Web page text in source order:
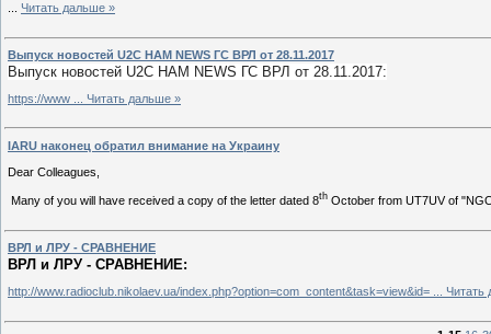
Читать дальше »
Выпуск новостей U2C HAM NEWS ГС ВРЛ от 28.11.2017
Выпуск новостей U2C HAM NEWS ГС ВРЛ от 28.11.2017:
https://www Читать дальше »
IARU наконец обратил внимание на Украину
Dear Colleagues,
Many of you will have received a copy of the letter dated 8th October from UT7UV of
ВРЛ и ЛРУ - СРАВНЕНИЕ
ВРЛ и ЛРУ - СРАВНЕНИЕ:
http://www.radioclub.nikolaev.ua/index.php?option=com_content&task=view&id= Читать